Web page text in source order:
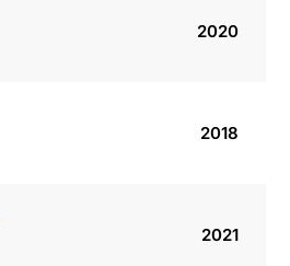
2020
2018
2021